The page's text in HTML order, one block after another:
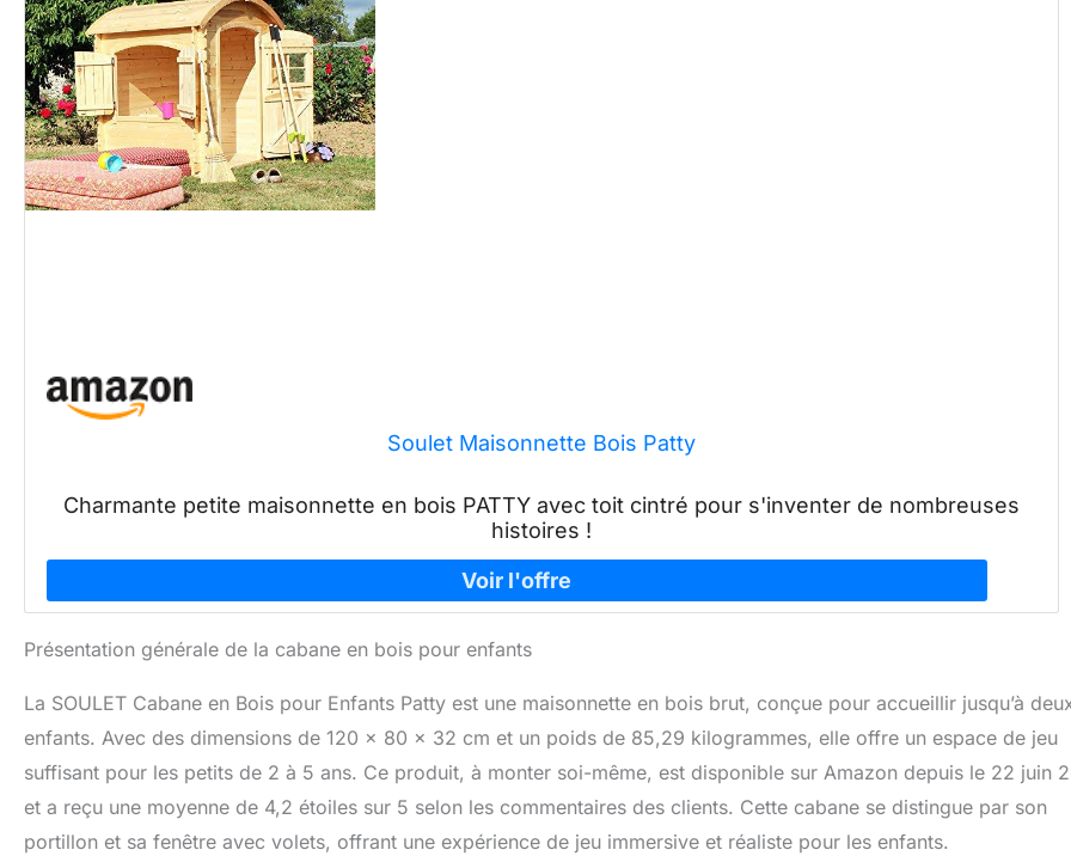
Soulet Maisonnette Bois Patty
Charmante petite maisonnette en bois PATTY avec toit cintré pour s'inventer de nombreuses
histoires !
Présentation générale de la cabane en bois pour enfants
La SOULET Cabane en Bois pour Enfants Patty est une maisonnette en bois brut, conçue pour accueillir jusqu’à
enfants. Avec des dimensions de 120 x 80 x 32 cm et un poids de 85,29 kilogrammes, elle offre un espace de jeu
suffisant pour les petits de 2 à 5 ans. Ce produit, à monter soi-même, est disponible sur Amazon depuis le 22 juin
et a reçu une moyenne de 4,2 étoiles sur 5 selon les commentaires des clients. Cette cabane se distingue par son
portillon et sa fenêtre avec volets, offrant une expérience de jeu immersive et réaliste pour les enfants.